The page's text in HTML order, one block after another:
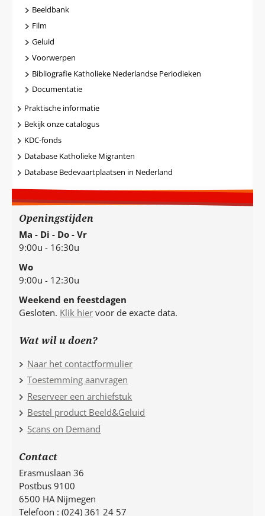
Beeldbank
Film
Geluid
Voorwerpen
Bibliografie Katholieke Nederlandse Periodieken
Documentatie
Praktische informatie
Bekijk onze catalogus
KDC-fonds
Database Katholieke Migranten
Database Bedevaartplaatsen in Nederland
Openingstijden
Ma - Di - Do - Vr
9:00u - 16:30u
Wo
9:00u - 12:30u
Weekend en feestdagen
Gesloten. Klik hier voor de exacte data.
Wat wil u doen?
Naar het contactformulier
Toestemming aanvragen
Reserveer een archiefstuk
Bestel product Beeld&Geluid
Scans on Demand
Contact
Erasmuslaan 36
Postbus 9100
6500 HA Nijmegen
Telefoon : (024) 361 24 57